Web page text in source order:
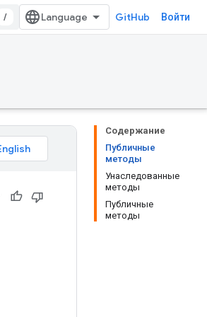
/ GitHub Войти
Содержание
Публичные
методы
Унаследованные
методы
Публичные
методы